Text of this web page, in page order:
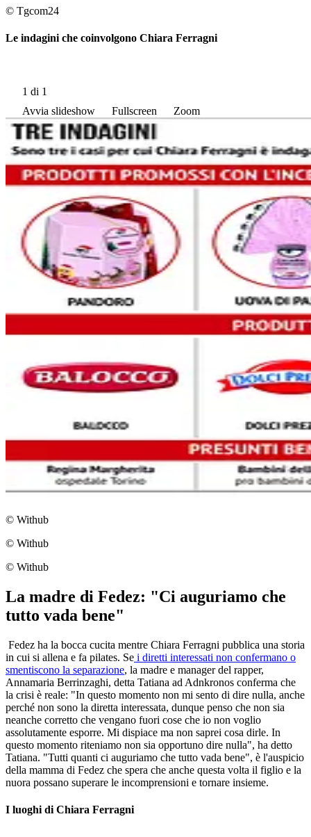
© Tgcom24
Le indagini che coinvolgono Chiara Ferragni
1 di 1
Avvia slideshow
Fullscreen Zoom
© Withub
© Withub
© Withub
La madre di Fedez: "Ci auguriamo che
tutto vada bene"
Fedez ha la bocca cucita mentre Chiara Ferragni pubblica una storia
in cui si allena e fa pilates. Se i diretti interessati non confermano o
smentiscono la separazione, la madre e manager del rapper,
Annamaria Berrinzaghi, detta Tatiana ad Adnkronos conferma che
la crisi è reale: "In questo momento non mi sento di dire nulla, anche
perché non sono la diretta interessata, dunque penso che non sia
neanche corretto che vengano fuori cose che io non voglio
assolutamente esporre. Mi dispiace ma non saprei cosa dirle. In
questo momento riteniamo non sia opportuno dire nulla", ha detto
Tatiana. "Tutti quanti ci auguriamo che tutto vada bene", è l'auspicio
della mamma di Fedez che spera che anche questa volta il figlio e la
nuora possano superare le incomprensioni e tornare insieme.
I luoghi di Chiara Ferragni